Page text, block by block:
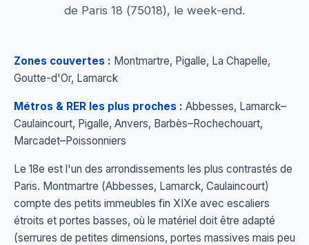
de Paris 18 (75018), le week-end.
Zones couvertes : Montmartre, Pigalle, La Chapelle,
Goutte-d'Or, Lamarck
Métros & RER les plus proches : Abbesses, Lamarck–
Caulaincourt, Pigalle, Anvers, Barbès–Rochechouart,
Marcadet–Poissonniers
Le 18e est l'un des arrondissements les plus contrastés de
Paris. Montmartre (Abbesses, Lamarck, Caulaincourt)
compte des petits immeubles fin XIXe avec escaliers
étroits et portes basses, où le matériel doit être adapté
(serrures de petites dimensions, portes massives mais peu